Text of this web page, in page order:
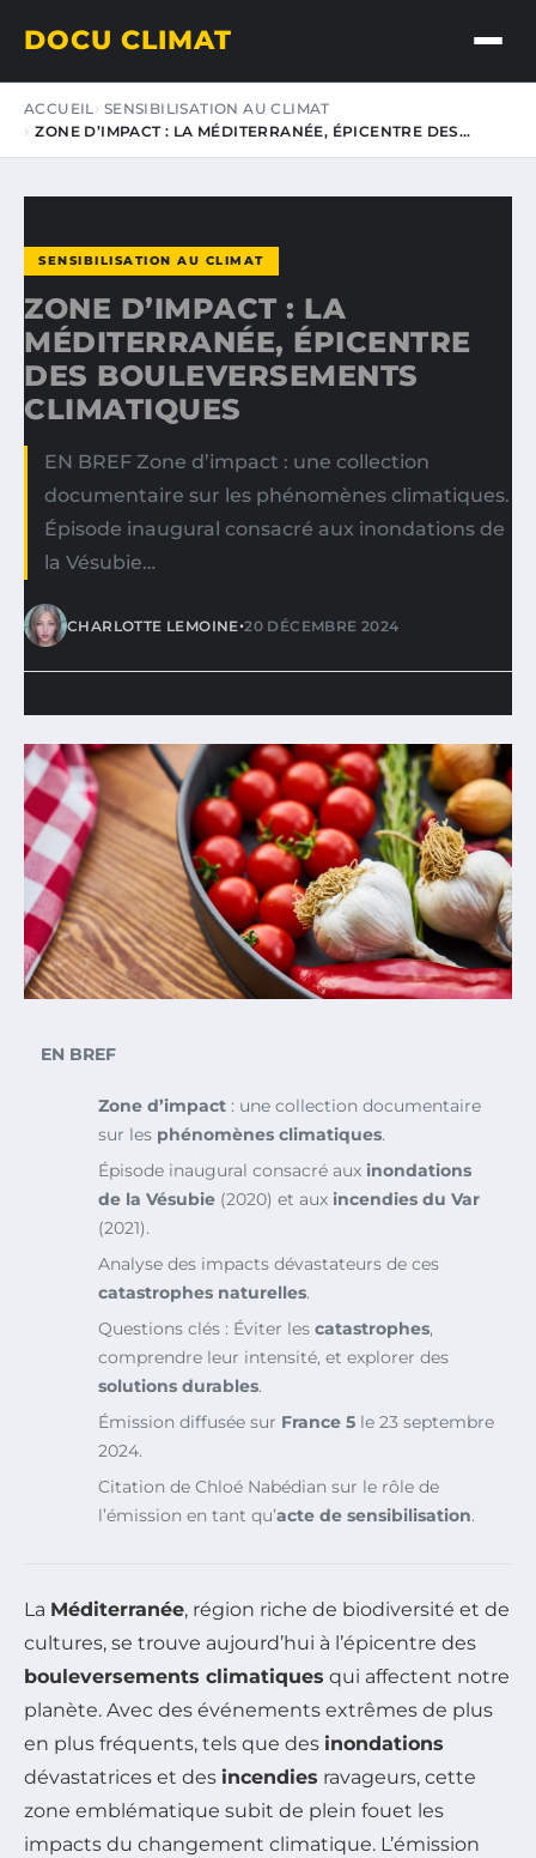
DOCU CLIMAT
ACCUEIL SENSIBILISATION AU CLIMAT
ZONE D’IMPACT : LA MÉDITERRANÉE, ÉPICENTRE DES…
SENSIBILISATION AU CLIMAT
ZONE D’IMPACT : LA
MÉDITERRANÉE, ÉPICENTRE
DES BOULEVERSEMENTS
CLIMATIQUES
EN BREF Zone d’impact : une collection
documentaire sur les phénomènes climatiques.
Épisode inaugural consacré aux inondations de
la Vésubie…
CHARLOTTE LEMOINE•20 DÉCEMBRE 2024
EN BREF
Zone d’impact : une collection documentaire
sur les phénomènes climatiques.
Épisode inaugural consacré aux inondations
de la Vésubie (2020) et aux incendies du Var
(2021).
Analyse des impacts dévastateurs de ces
catastrophes naturelles.
Questions clés : Éviter les catastrophes,
comprendre leur intensité, et explorer des
solutions durables.
Émission diffusée sur France 5 le 23 septembre
2024.
Citation de Chloé Nabédian sur le rôle de
l’émission en tant qu’acte de sensibilisation.
La Méditerranée, région riche de biodiversité et de
cultures, se trouve aujourd’hui à l’épicentre des
bouleversements climatiques qui affectent notre
planète. Avec des événements extrêmes de plus
en plus fréquents, tels que des inondations
dévastatrices et des incendies ravageurs, cette
zone emblématique subit de plein fouet les
impacts du changement climatique. L’émission